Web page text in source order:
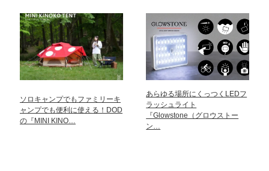
ソロキャンプでもファミリーキ
ャンプでも便利に使える！DOD
の『MINI KINO…
あらゆる場所にくっつくLEDフ
ラッシュライト
『Glowstone（グロウストー
ン…